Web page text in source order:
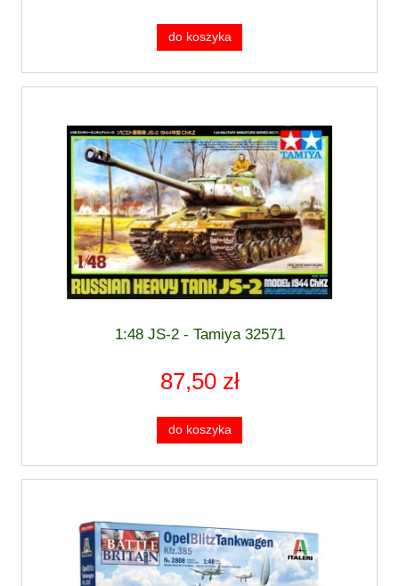
do koszyka
1:48 JS-2 - Tamiya 32571
87,50 zł
do koszyka